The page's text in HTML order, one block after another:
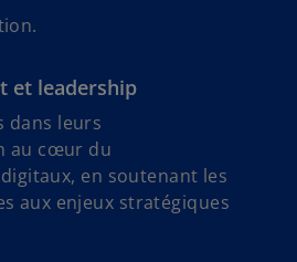
et leadership
dans leurs
au cœur du
en soutenant les
aux enjeux stratégiques